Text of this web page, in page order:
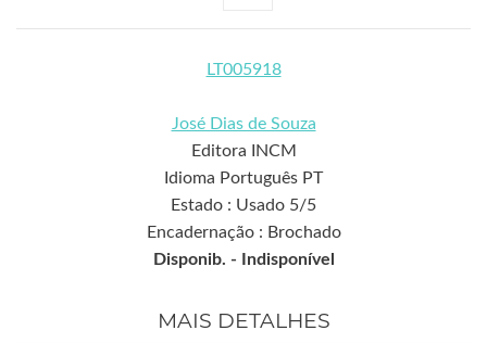
LT005918
José Dias de Souza
Editora INCM
Idioma Português PT
Estado : Usado 5/5
Encadernação : Brochado
Disponib. -
Indisponível
MAIS DETALHES